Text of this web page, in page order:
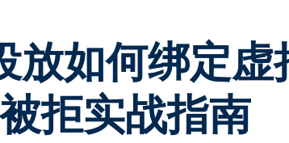
如何绑定虚
拒实战指南